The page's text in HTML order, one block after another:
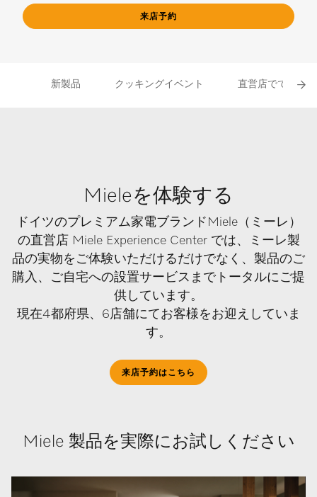
来店予約
新製品 クッキングイベント 直営店でできる
Mieleを体験する
ドイツのプレミアム家電ブランドMiele（ミーレ）
の直営店 Miele Experience Center では、ミーレ製
品の実物をご体験いただけるだけでなく、製品のご
購入、ご自宅への設置サービスまでトータルにご提
供しています。
現在4都府県、6店舗にてお客様をお迎えしていま
す。
来店予約はこちら
Miele 製品を実際にお試しください